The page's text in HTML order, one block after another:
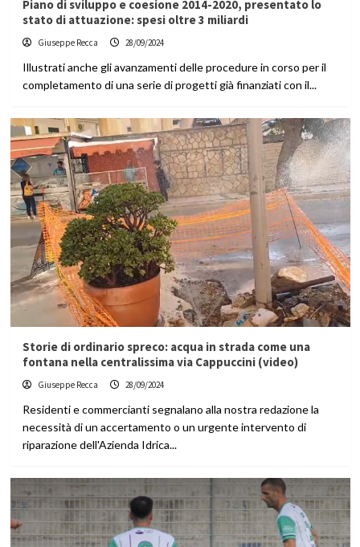
Piano di sviluppo e coesione 2014-2020, presentato lo
stato di attuazione: spesi oltre 3 miliardi
Giuseppe Recca 28/09/2024
Illustrati anche gli avanzamenti delle procedure in corso per il
completamento di una serie di progetti già finanziati con il...
Storie di ordinario spreco: acqua in strada come una
fontana nella centralissima via Cappuccini (video)
Giuseppe Recca 28/09/2024
Residenti e commercianti segnalano alla nostra redazione la
necessità di un accertamento o un urgente intervento di
riparazione dell'Azienda Idrica...